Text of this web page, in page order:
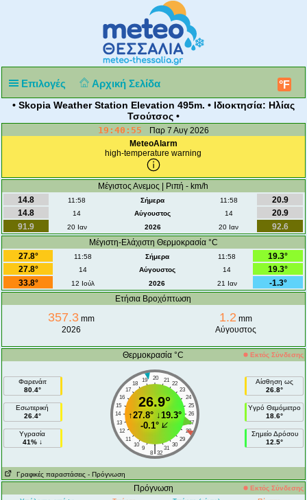
Επιλογές Αρχική Σελίδα °F
• Skopia Weather Station Elevation 495m. • Ιδιοκτησία: Ηλίας
Τσούτσος •
19:40:55
Παρ 7 Αυγ 2026
MeteoAlarm
high-temperature warning
Μέγιστος Ανεμος | Ριπή - km/h
14.8
11:58 Σήμερα 11:58
20.9
14.8
14 Αύγουστος 14
20.9
91.9
20 Ιαν 2026 20 Ιαν
92.6
Μέγιστη-Ελάχιστη Θερμοκρασία °C
27.8°
11:58 Σήμερα 11:58
19.3°
27.8°
14 Αύγουστος 14
19.3°
33.8°
12 Ιούλ 2026 21 Ιαν
-1.3°
Ετήσια Βροχόπτωση
357.3 mm
2026
1.2 mm
Αύγουστος
Θερμοκρασία °C Εκτός Σύνδεσης
Φαρενάιτ
80.4°
Εσωτερική
26.4°
Υγρασία
41% ↓
20
19 21
18
22
17
23
16
24
15
25
14
26
13
27
12
28
11
29
10
30
9 31
|
8 32
26.9°
↑27.8°↓19.3°
-0.1°
Αίσθηση ως
26.8°
Υγρό Θεμόμετρο
18.6°
Σημείο Δρόσου
12.5°
Γραφικές παραστάσεις - Πρόγνωση
Πρόγνωση
Εκτός Σύνδεσης